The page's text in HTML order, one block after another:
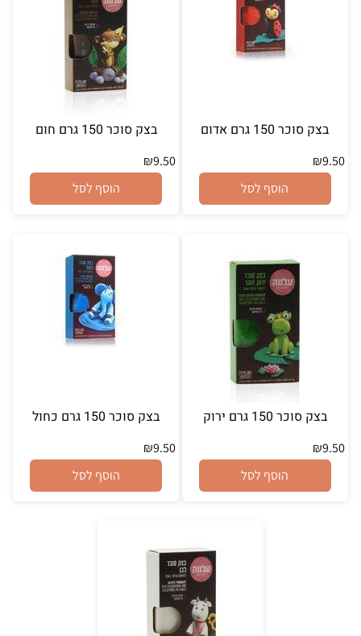
בצק סוכר 150 גרם אדום
₪9.50
הוסף לסל
בצק סוכר 150 גרם חום
₪9.50
הוסף לסל
בצק סוכר 150 גרם ירוק
₪9.50
הוסף לסל
בצק סוכר 150 גרם כחול
₪9.50
הוסף לסל